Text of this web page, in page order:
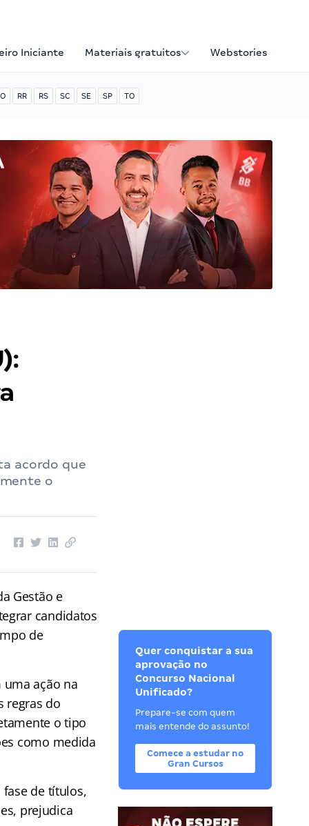
Iniciante Materiais gratuitos Webstories
RR RS SC SE SP TO
acordo que
o
Gestão e
candidatos
de
ação na
regras do
o tipo
como medida
de títulos,
prejudica
Quer conquistar a sua
aprovação no
Concurso Nacional
Unificado?
Prepare-se com quem
mais entende do assunto!
Comece a estudar no
Gran Cursos